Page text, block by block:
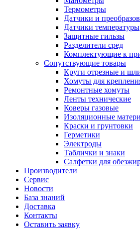
Термометры
Датчики и
Датчики температуры
Защитные гильзы
Разделители сред
Комплектующие к
Сопутствующие товары
Круги отрезные и
Хомуты для
Ремонтные хомуты
Ленты технические
Коверы газовые
Изоляционные
Краски и грунтовки
Герметики
Электроды
Таблички и знаки
Салфетки для
Производители
Сервис
Новости
База знаний
Доставка
Контакты
Оставить заявку